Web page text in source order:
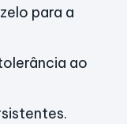
para a
ao